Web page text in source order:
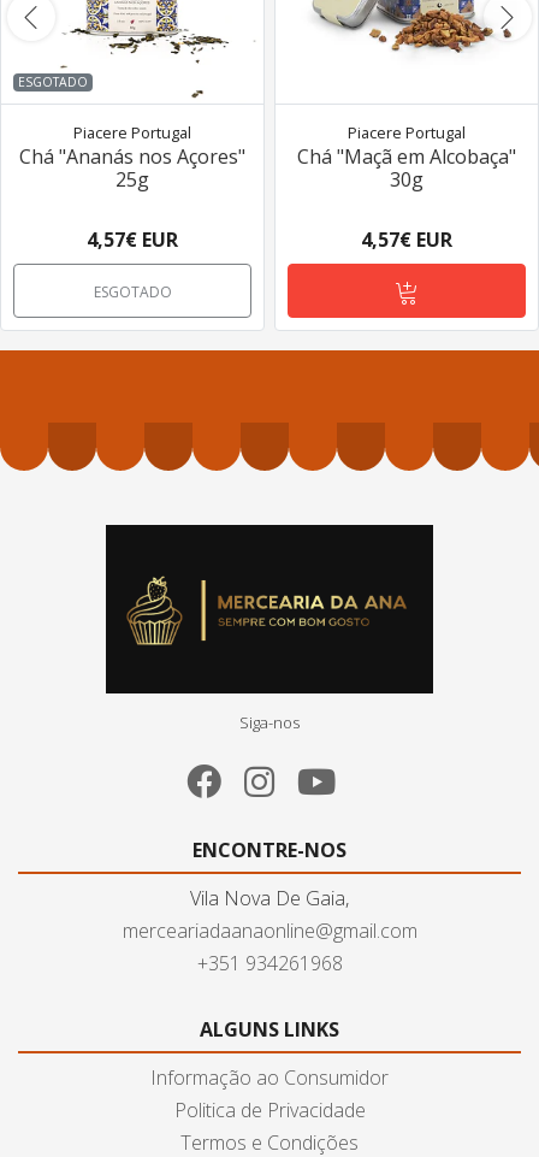
ESGOTADO
Piacere Portugal
Chá "Ananás nos Açores"
25g
4,57€ EUR
ESGOTADO
Piacere Portugal
Chá "Maçã em Alcobaça"
30g
4,57€ EUR
Siga-nos
ENCONTRE-NOS
Vila Nova De Gaia,
merceariadaanaonline@gmail.com
+351 934261968
ALGUNS LINKS
Informação ao Consumidor
Politica de Privacidade
Termos e Condições